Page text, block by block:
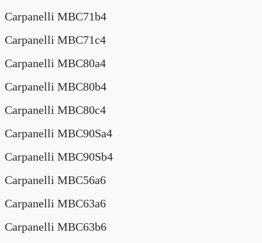
Carpanelli MBC71b4
Carpanelli MBC71c4
Carpanelli MBC80a4
Carpanelli MBC80b4
Carpanelli MBC80c4
Carpanelli MBC90Sa4
Carpanelli MBC90Sb4
Carpanelli MBC56a6
Carpanelli MBC63a6
Carpanelli MBC63b6